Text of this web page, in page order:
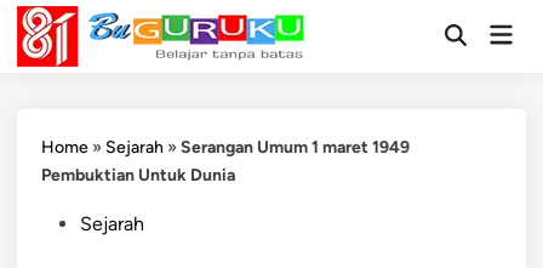
Skip
content
OpenMain
Home » Sejarah »Serangan Umum 1 maret 1949
Pembuktian Untuk Dunia
PostedSejarah